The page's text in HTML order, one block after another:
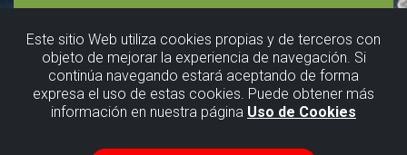
Este sitio Web utiliza cookies propias y de terceros con
objeto de mejorar la experiencia de navegación. Si
continúa navegando estará aceptando de forma
expresa el uso de estas cookies. Puede obtener más
información en nuestra página Uso de Cookies